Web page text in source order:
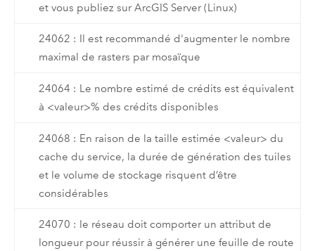
et vous publiez sur ArcGIS Server (Linux)
24062 : Il est recommandé d'augmenter le nombre
maximal de rasters par mosaïque
24064 : Le nombre estimé de crédits est équivalent
à <valeur>% des crédits disponibles
24068 : En raison de la taille estimée <valeur> du
cache du service, la durée de génération des tuiles
et le volume de stockage risquent d’être
considérables
24070 : le réseau doit comporter un attribut de
longueur pour réussir à générer une feuille de route